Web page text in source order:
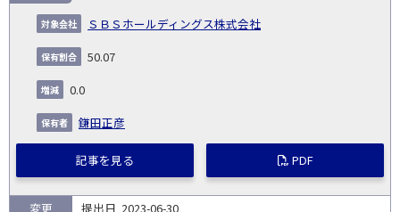
ＳＢＳホールディングス株式会社
50.07
0.0
鎌田正彦
記事を見る PDF
2023-06-30
変更